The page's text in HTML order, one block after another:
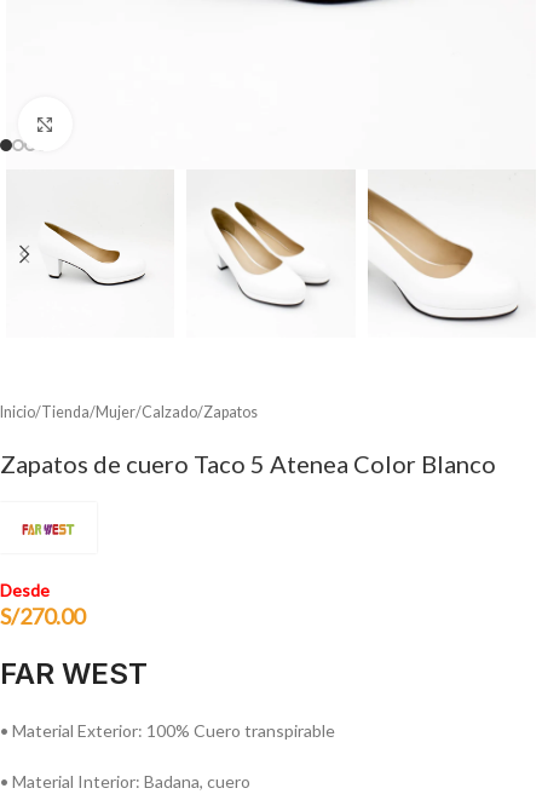
Inicio/Tienda/Mujer/Calzado/Zapatos
Zapatos de cuero Taco 5 Atenea Color Blanco
Desde
S/270.00
FAR WEST
• Material Exterior: 100% Cuero transpirable
• Material Interior: Badana, cuero